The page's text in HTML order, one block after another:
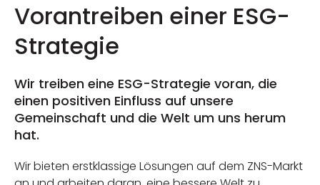
Vorantreiben einer ESG-
Strategie
Wir treiben eine ESG-Strategie voran, die
einen positiven Einfluss auf unsere
Gemeinschaft und die Welt um uns herum
hat.
Wir bieten erstklassige Lösungen auf dem ZNS-Markt